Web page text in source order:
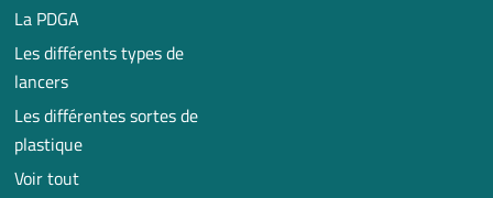
La PDGA
Les différents types de
lancers
Les différentes sortes de
plastique
Voir tout